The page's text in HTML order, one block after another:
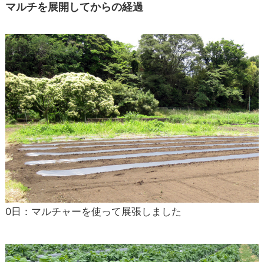
マルチを展開してからの経過
0日：マルチャーを使って展張しました